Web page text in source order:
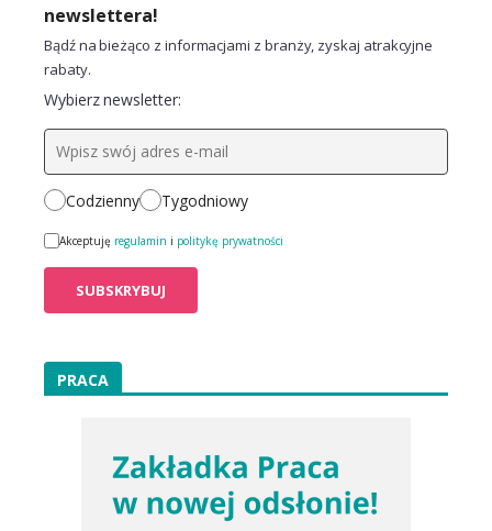
newslettera!
Bądź na bieżąco z informacjami z branży, zyskaj atrakcyjne
rabaty.
Wybierz newsletter:
Codzienny Tygodniowy
Akceptuję regulamin i politykę prywatności
PRACA